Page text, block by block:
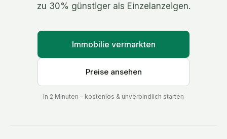
zu 30% günstiger als Einzelanzeigen.
Immobilie vermarkten
Preise ansehen
In 2 Minuten – kostenlos & unverbindlich starten